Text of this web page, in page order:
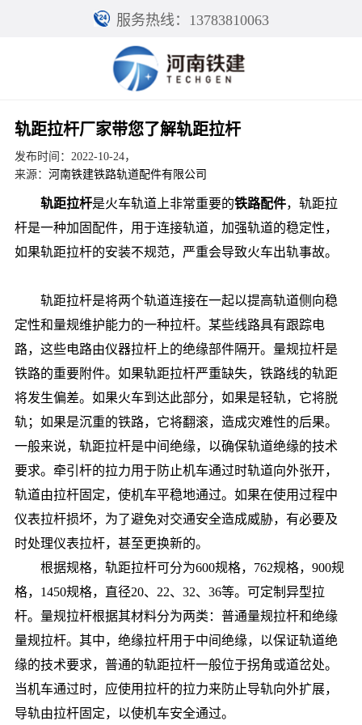
服务热线：13783810063
轨距拉杆厂家带您了解轨距拉杆
发布时间：2022-10-24，
来源： 河南铁建铁路轨道配件有限公司
轨距拉杆是火车轨道上非常重要的铁路配件，轨距拉
杆是一种加固配件，用于连接轨道，加强轨道的稳定性，
如果轨距拉杆的安装不规范，严重会导致火车出轨事故。
轨距拉杆是将两个轨道连接在一起以提高轨道侧向稳
定性和量规维护能力的一种拉杆。某些线路具有跟踪电
路，这些电路由仪器拉杆上的绝缘部件隔开。量规拉杆是
铁路的重要附件。如果轨距拉杆严重缺失，铁路线的轨距
将发生偏差。如果火车到达此部分，如果是轻轨，它将脱
轨；如果是沉重的铁路，它将翻滚，造成灾难性的后果。
一般来说，轨距拉杆是中间绝缘，以确保轨道绝缘的技术
要求。牵引杆的拉力用于防止机车通过时轨道向外张开，
轨道由拉杆固定，使机车平稳地通过。如果在使用过程中
仪表拉杆损坏，为了避免对交通安全造成威胁，有必要及
时处理仪表拉杆，甚至更换新的。
根据规格，轨距拉杆可分为600规格，762规格，900规
格，1450规格，直径20、22、32、36等。可定制异型拉
杆。量规拉杆根据其材料分为两类：普通量规拉杆和绝缘
量规拉杆。其中，绝缘拉杆用于中间绝缘，以保证轨道绝
缘的技术要求，普通的轨距拉杆一般位于拐角或道岔处。
当机车通过时，应使用拉杆的拉力来防止导轨向外扩展，
导轨由拉杆固定，以使机车安全通过。